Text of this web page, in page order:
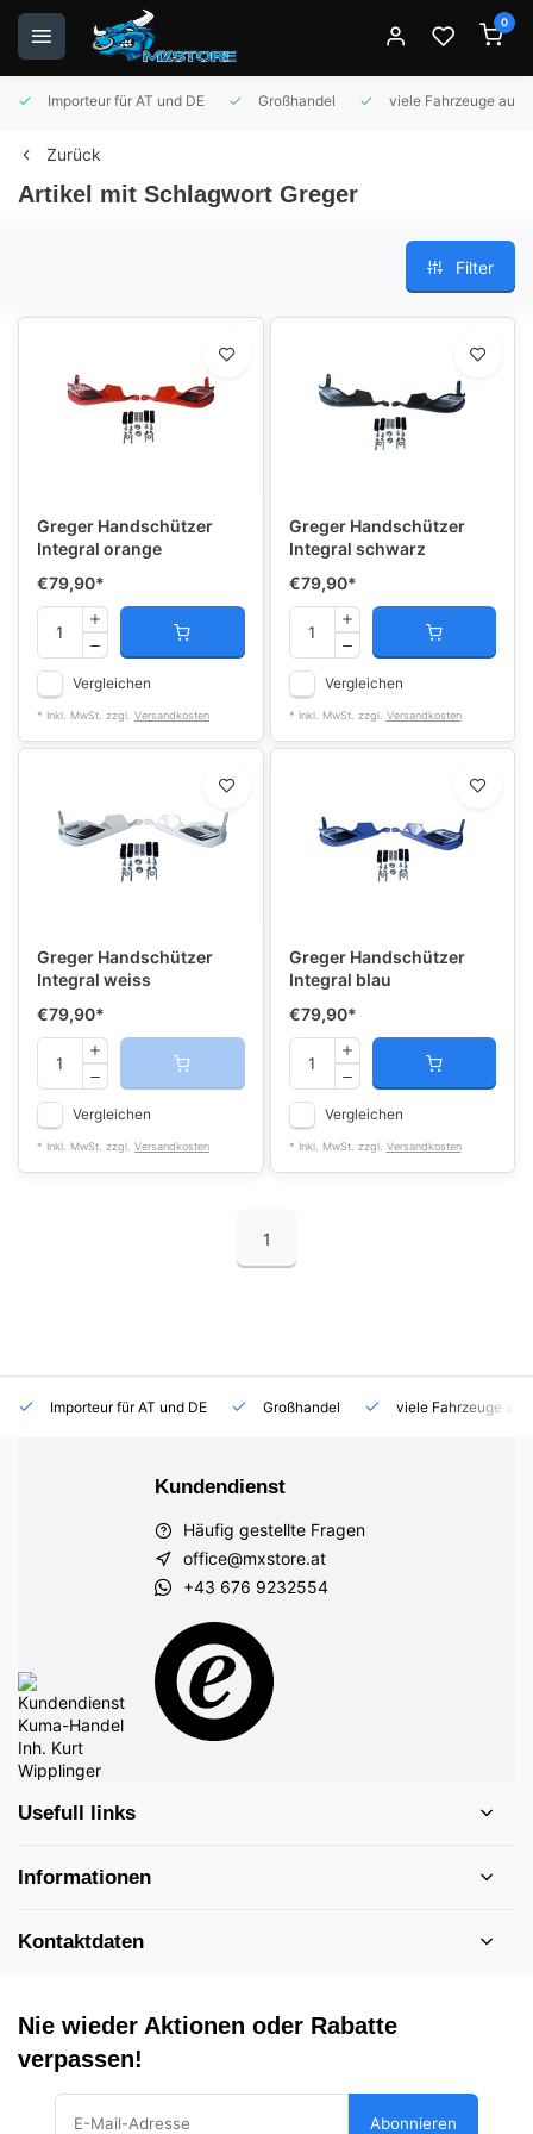
0
Importeur für AT und DE Großhandel viele Fahrzeuge auf
Zurück
Artikel mit Schlagwort Greger
Filter
Greger Handschützer
Integral orange
€79,90*
Vergleichen
* Inkl. MwSt. zzgl. Versandkosten
Greger Handschützer
Integral schwarz
€79,90*
Vergleichen
* Inkl. MwSt. zzgl. Versandkosten
Greger Handschützer
Integral weiss
€79,90*
Vergleichen
* Inkl. MwSt. zzgl. Versandkosten
Greger Handschützer
Integral blau
€79,90*
Vergleichen
* Inkl. MwSt. zzgl. Versandkosten
1
Importeur für AT und DE Großhandel viele Fahrzeuge auf
Kundendienst
Häufig gestellte Fragen
office@mxstore.at
+43 676 9232554
Usefull links
Informationen
Kontaktdaten
Nie wieder Aktionen oder Rabatte
verpassen!
Abonnieren